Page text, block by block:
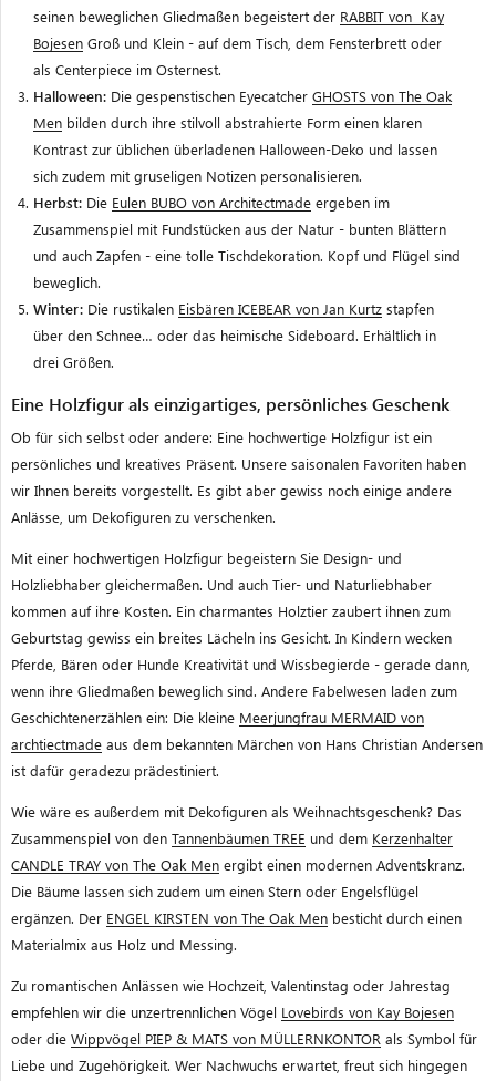
seinen beweglichen Gliedmaßen begeistert der RABBIT von Kay
Bojesen Groß und Klein - auf dem Tisch, dem Fensterbrett oder
als Centerpiece im Osternest.
Halloween: Die gespenstischen Eyecatcher GHOSTS von The Oak
Men bilden durch ihre stilvoll abstrahierte Form einen klaren
Kontrast zur üblichen überladenen Halloween-Deko und lassen
sich zudem mit gruseligen Notizen personalisieren.
Herbst: Die Eulen BUBO von Architectmade ergeben im
Zusammenspiel mit Fundstücken aus der Natur - bunten Blättern
und auch Zapfen - eine tolle Tischdekoration. Kopf und Flügel sind
beweglich.
Winter: Die rustikalen Eisbären ICEBEAR von Jan Kurtz stapfen
über den Schnee… oder das heimische Sideboard. Erhältlich in
drei Größen.
Eine Holzfigur als einzigartiges, persönliches Geschenk
Ob für sich selbst oder andere: Eine hochwertige Holzfigur ist ein
persönliches und kreatives Präsent. Unsere saisonalen Favoriten haben
wir Ihnen bereits vorgestellt. Es gibt aber gewiss noch einige andere
Anlässe, um Dekofiguren zu verschenken.
Mit einer hochwertigen Holzfigur begeistern Sie Design- und
Holzliebhaber gleichermaßen. Und auch Tier- und Naturliebhaber
kommen auf ihre Kosten. Ein charmantes Holztier zaubert ihnen zum
Geburtstag gewiss ein breites Lächeln ins Gesicht. In Kindern wecken
Pferde, Bären oder Hunde Kreativität und Wissbegierde - gerade dann,
wenn ihre Gliedmaßen beweglich sind. Andere Fabelwesen laden zum
Geschichtenerzählen ein: Die kleine Meerjungfrau MERMAID von
archtiectmade aus dem bekannten Märchen von Hans Christian Andersen
ist dafür geradezu prädestiniert.
Wie wäre es außerdem mit Dekofiguren als Weihnachtsgeschenk? Das
Zusammenspiel von den Tannenbäumen TREE und dem Kerzenhalter
CANDLE TRAY von The Oak Men ergibt einen modernen Adventskranz.
Die Bäume lassen sich zudem um einen Stern oder Engelsflügel
ergänzen. Der ENGEL KIRSTEN von The Oak Men besticht durch einen
Materialmix aus Holz und Messing.
Zu romantischen Anlässen wie Hochzeit, Valentinstag oder Jahrestag
empfehlen wir die unzertrennlichen Vögel Lovebirds von Kay Bojesen
oder die Wippvögel PIEP & MATS von MÜLLERNKONTOR als Symbol für
Liebe und Zugehörigkeit. Wer Nachwuchs erwartet, freut sich hingegen